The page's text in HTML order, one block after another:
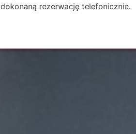
dokonaną rezerwację telefonicznie.